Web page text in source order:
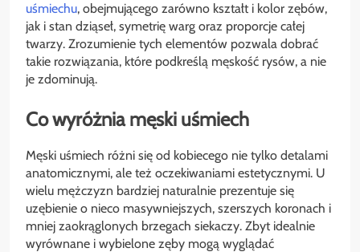
uśmiechu, obejmującego zarówno kształt i kolor zębów,
jak i stan dziąseł, symetrię warg oraz proporcje całej
twarzy. Zrozumienie tych elementów pozwala dobrać
takie rozwiązania, które podkreślą męskość rysów, a nie
je zdominują.
Co wyróżnia męski uśmiech
Męski uśmiech różni się od kobiecego nie tylko detalami
anatomicznymi, ale też oczekiwaniami estetycznymi. U
wielu mężczyzn bardziej naturalnie prezentuje się
uzębienie o nieco masywniejszych, szerszych koronach i
mniej zaokrąglonych brzegach siekaczy. Zbyt idealnie
wyrównane i wybielone zęby mogą wyglądać